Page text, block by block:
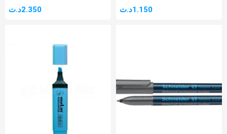
2.350د.ت 1.150د.ت